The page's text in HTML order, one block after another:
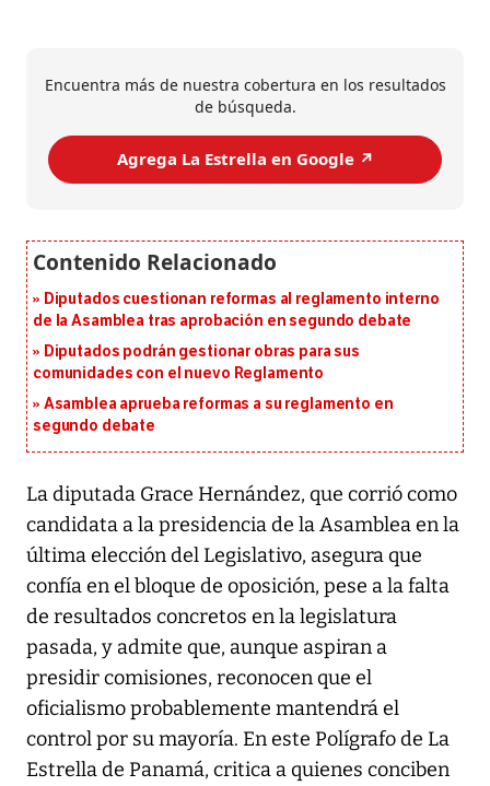
Encuentra más de nuestra cobertura en los resultados
de búsqueda.
Agrega La Estrella en Google ↗️
Diputados cuestionan reformas al reglamento interno
de la Asamblea tras aprobación en segundo debate
Diputados podrán gestionar obras para sus
comunidades con el nuevo Reglamento
Asamblea aprueba reformas a su reglamento en
segundo debate
La diputada Grace Hernández, que corrió como
candidata a la presidencia de la Asamblea en la
última elección del Legislativo, asegura que
confía en el bloque de oposición, pese a la falta
de resultados concretos en la legislatura
pasada, y admite que, aunque aspiran a
presidir comisiones, reconocen que el
oficialismo probablemente mantendrá el
control por su mayoría. En este Polígrafo de La
Estrella de Panamá, critica a quienes conciben